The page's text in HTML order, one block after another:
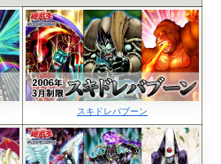
スキドレバブーン